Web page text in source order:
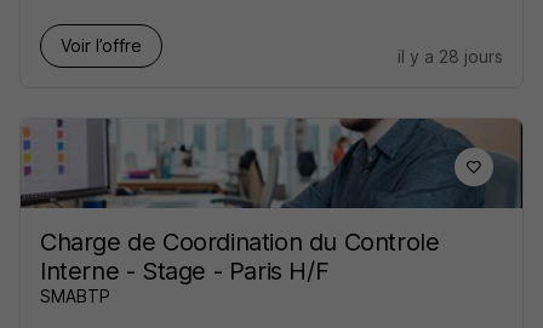
Voir l’offre
il y a 28 jours
Charge de Coordination du Controle
Interne - Stage - Paris H/F
SMABTP